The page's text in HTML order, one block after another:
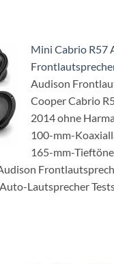
Mini Cabrio R57
Audison
Cooper Cabrio
2014 ohne
100-mm-
165-mm-
Lautsprecher